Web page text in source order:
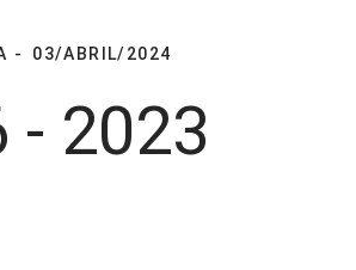
03/ABRIL/2024
- 2023